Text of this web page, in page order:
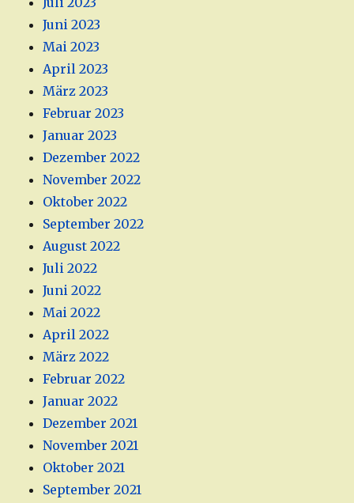
Juni 2023
Mai 2023
April 2023
März 2023
Februar 2023
Januar 2023
Dezember 2022
November 2022
Oktober 2022
September 2022
August 2022
Juli 2022
Juni 2022
Mai 2022
April 2022
März 2022
Februar 2022
Januar 2022
Dezember 2021
November 2021
Oktober 2021
September 2021